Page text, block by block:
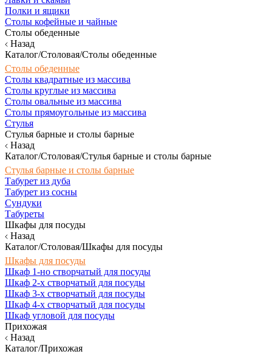
Полки и ящики
Столы кофейные и чайные
Столы обеденные
Назад
Каталог/Столовая/Столы обеденные
Столы обеденные
Столы квадратные из массива
Столы круглые из массива
Столы овальные из массива
Столы прямоугольные из массива
Стулья
Стулья барные и столы барные
Назад
Каталог/Столовая/Стулья барные и столы барные
Стулья барные и столы барные
Табурет из дуба
Табурет из сосны
Сундуки
Табуреты
Шкафы для посуды
Назад
Каталог/Столовая/Шкафы для посуды
Шкафы для посуды
Шкаф 1-но створчатый для посуды
Шкаф 2-х створчатый для посуды
Шкаф 3-х створчатый для посуды
Шкаф 4-х створчатый для посуды
Шкаф угловой для посуды
Прихожая
Назад
Каталог/Прихожая